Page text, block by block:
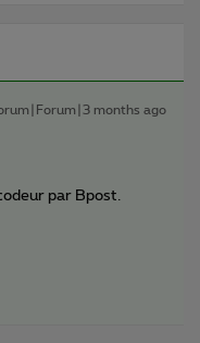
months ago
par Bpost.